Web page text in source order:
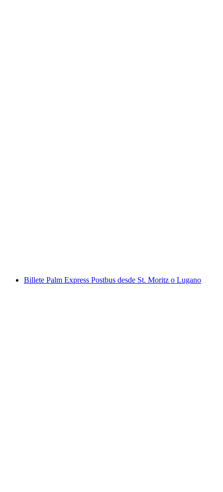
Billete Palm Express Postbus desde St. Moritz o Lugano